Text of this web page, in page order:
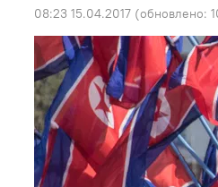
08:23 15.04.2017 (обновлено: